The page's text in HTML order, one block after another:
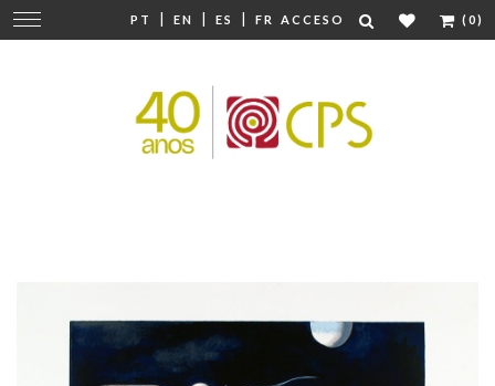
PT | EN | ES | FR ACCESO (0)
Cambiar
navegación